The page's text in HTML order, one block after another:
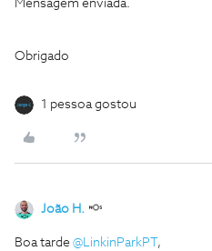
Mensagem enviada.
Obrigado
1 pessoa gostou
João H.
Boa tarde @LinkinParkPT ,